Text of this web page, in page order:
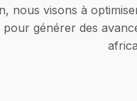
nous visons à
pour générer des